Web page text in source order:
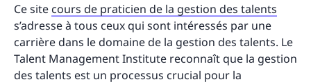
Ce site cours de praticien de la gestion des talents
s’adresse à tous ceux qui sont intéressés par une
carrière dans le domaine de la gestion des talents. Le
Talent Management Institute reconnaît que la gestion
des talents est un processus crucial pour la